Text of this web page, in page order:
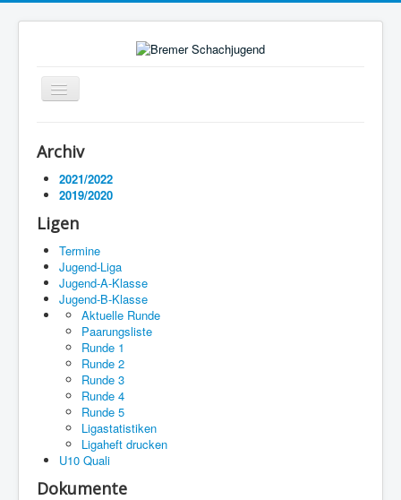
Navigation
an/aus
Termine
Impressum
Archiv
2021/2022
2019/2020
Ligen
Termine
Jugend-Liga
Jugend-A-Klasse
Jugend-B-Klasse
Aktuelle Runde
Paarungsliste
Runde 1
Runde 2
Runde 3
Runde 4
Runde 5
Ligastatistiken
Ligaheft drucken
U10 Quali
Dokumente